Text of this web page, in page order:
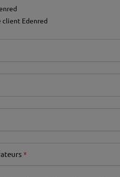
client Edenred
Required